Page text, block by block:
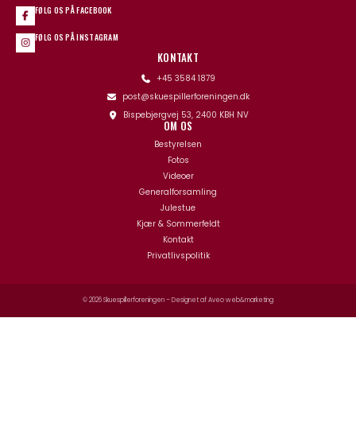
FØLG OS PÅ FACEBOOK
FØLG OS PÅ INSTAGRAM
KONTAKT
+45 3584 1879
post@skuespillerforeningen.dk
Bispebjergvej 53, 2400 KBH NV
OM OS
Bestyrelsen
Fotos
Videoer
Generalforsamling
Julestue
Kjær & Sommerfeldt
Kontakt
Privatlivspolitik
© 2026 Skuespillerforeningen – Designet afAveo web&marketing